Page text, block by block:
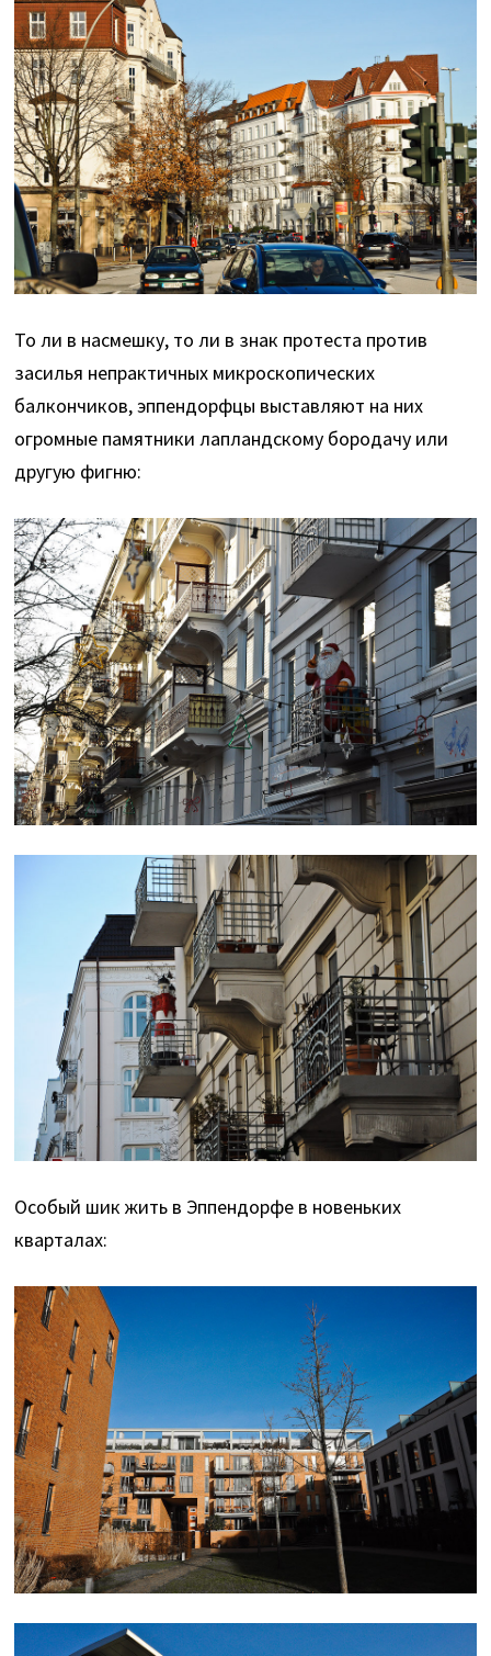
То ли в насмешку, то ли в знак протеста против
засилья непрактичных микроскопических
балкончиков, эппендорфцы выставляют на них
огромные памятники лапландскому бородачу или
другую фигню:
Особый шик жить в Эппендорфе в новеньких
кварталах: